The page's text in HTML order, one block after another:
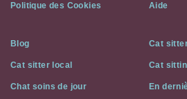
Politique des Cookies Aide
Blog Cat
Cat sitter local Cat
Chat soins de jour En